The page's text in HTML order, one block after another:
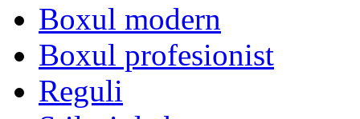
Boxul modern
Boxul profesionist
Reguli